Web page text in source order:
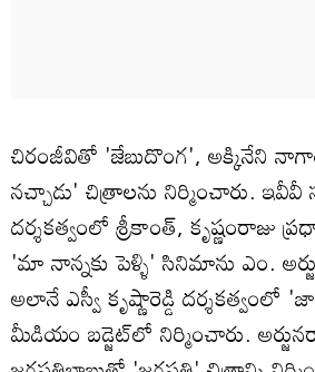
చిరంజీవితో 'జేబుదొంగ', అక్కినేని
నచ్చాడు' చిత్రాలను నిర్మించారు.
దర్శకత్వంలో శ్రీకాంత్‌, కృష్ణంరాజు
'మా నాన్నకు పెళ్ళి' సినిమాను ఎం.
అలానే ఎస్వీ కృష్ణారెడ్డి దర్శకత్వంలో
మీడియం బడ్జెట్‌లో నిర్మించారు.